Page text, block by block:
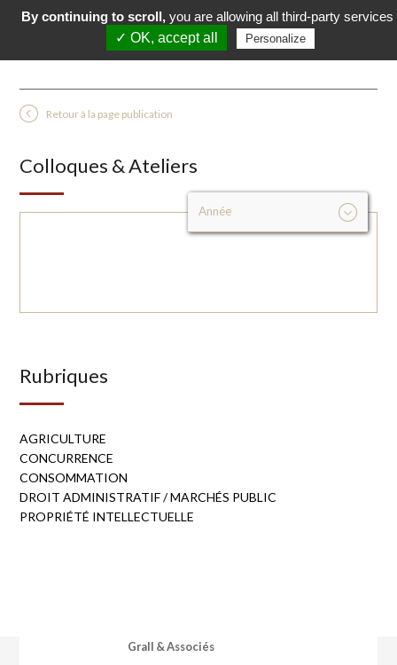
Colloques & Ateliers
Rubriques
AGRICULTURE
CONCURRENCE
CONSOMMATION
DROIT ADMINISTRATIF / MARCHÉS PUBLIC
PROPRIÉTÉ INTELLECTUELLE
Retour à la page publication
Grall & Associés
By continuing to scroll, you are allowing all third-party services
✓ OK, accept all
Personalize